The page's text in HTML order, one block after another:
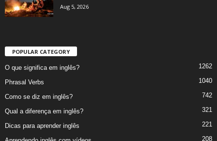
Aug 5, 2026
POPULAR CATEGORY
O que significa em inglês? 1262
Phrasal Verbs 1040
Como se diz em inglês? 742
Qual a diferença em inglês? 321
Dicas para aprender inglês 221
208